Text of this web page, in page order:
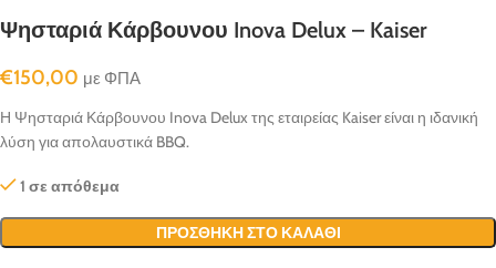
Ψησταριά Κάρβουνου Inova Delux – Kaiser
€150,00 με ΦΠΑ
Η Ψησταριά Κάρβουνου Inova Delux της εταιρείας Kaiser είναι η ιδανική
λύση για απολαυστικά BBQ.
1 σε απόθεμα
ΠΡΟΣΘΉΚΗ ΣΤΟ ΚΑΛΆΘΙ